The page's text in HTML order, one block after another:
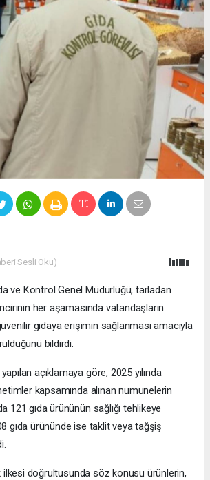
Sesli Oku)
ve Kontrol Genel Müdürlüğü, tarladan
her aşamasında vatandaşların
gıdaya erişimin sağlanması amacıyla
bildirdi.
açıklamaya göre, 2025 yılında
kapsamında alınan numunelerin
121 gıda ürününün sağlığı tehlikeye
gıda ürününde ise taklit veya tağşiş
ilkesi doğrultusunda söz konusu ürünlerin,